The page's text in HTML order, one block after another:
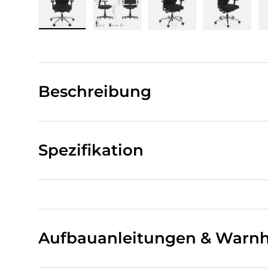
Beschreibung
Spezifikation
Aufbauanleitungen &